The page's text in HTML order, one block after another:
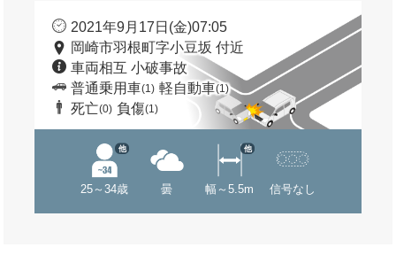
2021年9月17日(金)07:05
岡崎市羽根町字小豆坂 付近
車両相互 小破事故
普通乗用車(1) 軽自動車(1)
死亡(0) 負傷(1)
25～34歳
他
曇 幅～5.5m
他
信号なし